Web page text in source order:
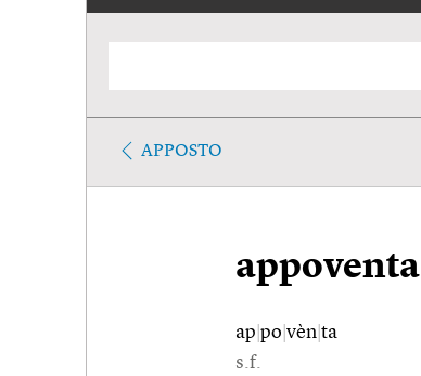
APPOSTO
appoventa
ap po vèn ta
s.f.